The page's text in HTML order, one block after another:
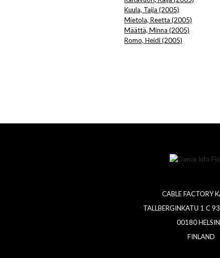
Kuula, Taija (2005)
Mietola, Reetta (2005)
Määttä, Minna (2005)
Romo, Heidi (2005)
CABLE FACTORY
TALLBERGINKATU 1 C
00180
FINLAND